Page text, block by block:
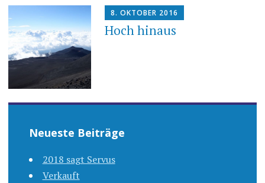
8. OKTOBER 2016
Hoch hinaus
Neueste Beiträge
2018 sagt Servus
Verkauft